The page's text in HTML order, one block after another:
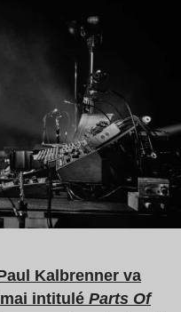
Kalbrenner va
intitulé Parts Of